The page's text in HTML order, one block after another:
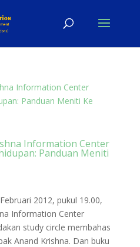
Information Center
Panduan Meniti
2012, pukul 19.00,
Information Center
study circle membahas
Anand Krishna. Dan buku